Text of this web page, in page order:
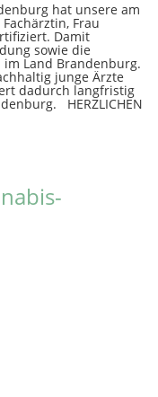
hat unsere am
Frau
Damit
sowie die
Land Brandenburg.
junge Ärzte
dadurch langfristig
HERZLICHEN